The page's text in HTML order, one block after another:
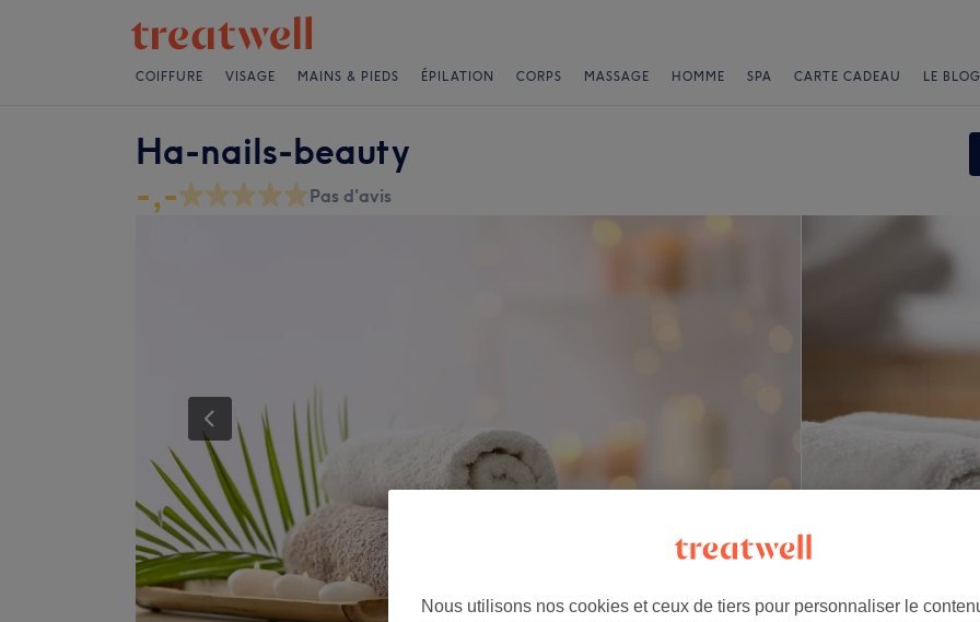
COIFFURE VISAGE MAINS & PIEDS ÉPILATION CORPS MASSAGE HOMME SPA CARTE CADEAU LE
Ha-nails-beauty
-,-
Pas d'avis
Nous utilisons nos cookies et ceux de tiers pour personnaliser le